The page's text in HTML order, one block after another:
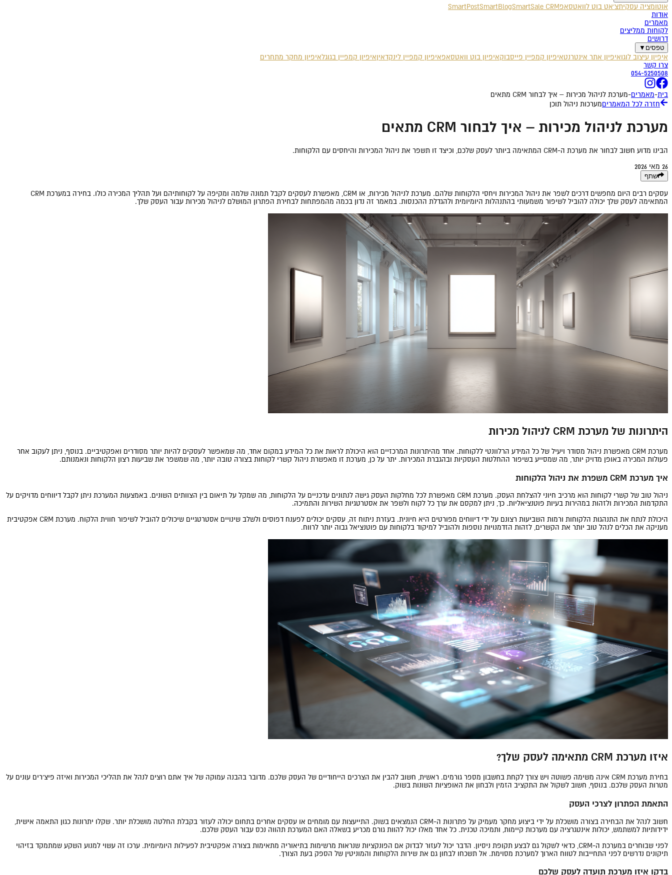
אוטומציה עסקיתצ'אט בוט לוואטסאפ SmartPostSmartBlogSmartSale CRM
אודות
מאמרים
לקוחות ממליצים
דרושים
טפסים ▼
איפיון עיצוב לוגואיפיון אתר אינטרנטאיפיון קמפיין פייסבוקאיפיון בוט וואטסאפאיפיון קמפיין לינקדאיןאיפיון קמפיין בגוגלאיפיון מחקר מתחרים
צרו קשר
054-5250508
בית-מאמרים-מערכת לניהול מכירות – איך לבחור CRM מתאים
חזרה לכל המאמריםמערכות ניהול תוכן
מערכת לניהול מכירות – איך לבחור CRM מתאים
הבינו מדוע חשוב לבחור את מערכת ה-CRM המתאימה ביותר לעסק שלכם, וכיצד זו תשפר את ניהול המכירות והיחסים עם הלקוחות.
26 מאי 2026
שתף
עסקים רבים היום מחפשים דרכים לשפר את ניהול המכירות ויחסי הלקוחות שלהם. מערכת לניהול מכירות, או CRM, מאפשרת לעסקים לקבל תמונה שלמה ומקיפה על לקוחותיהם ועל תהליך המכירה כולו. בחירה במערכת CRM
המתאימה לעסק שלך יכולה להוביל לשיפור משמעותי בהתנהלות היומיומית ולהגדלת ההכנסות. במאמר זה נדון בכמה מהמפתחות לבחירת הפתרון המושלם לניהול מכירות עבור העסק שלך.
היתרונות של מערכת CRM לניהול מכירות
מערכת CRM מאפשרת ניהול מסודר ויעיל של כל המידע הרלוונטי ללקוחות. אחד מהיתרונות המרכזיים הוא היכולת לראות את כל המידע במקום אחד, מה שמאפשר לעסקים להיות יותר מסודרים ואפקטיביים. בנוסף, ניתן לעקוב אחר
פעולות המכירה באופן מדויק יותר, מה שמסייע בשיפור ההחלטות העסקיות ובהגברת המכירות. יתר על כן, מערכת זו מאפשרת ניהול קשרי לקוחות בצורה טובה יותר, מה שמשפר את שביעות רצון הלקוחות ונאמנותם.
איך מערכת CRM משפרת את ניהול הלקוחות
ניהול טוב של קשרי לקוחות הוא מרכיב חיוני להצלחת העסק. מערכת CRM מאפשרת לכל מחלקות העסק גישה לנתונים עדכניים על הלקוחות, מה שמקל על תיאום בין הצוותים השונים. באמצעות המערכת ניתן לקבל דיווחים מדויקים על
התקדמות המכירות ולזהות במהירות בעיות פוטנציאליות. כך, ניתן למקסם את ערך כל לקוח ולשפר את אסטרטגיות השירות והתמיכה.
היכולת לנתח את התנהגות הלקוחות ורמות השביעות רצונם על ידי דיווחים מפורטים היא חיונית. בעזרת ניתוח זה, עסקים יכולים לפענח דפוסים ולשלב שינויים אסטרטגיים שיכולים להוביל לשיפור חווית הלקוח. מערכת CRM אפקטיבית
מעניקה את הכלים לנהל טוב יותר את הקשרים, לזהות הזדמנויות נוספות ולהוביל למיקוד בלקוחות עם פוטנציאל גבוה יותר לרווח.
איזו מערכת CRM מתאימה לעסק שלך?
בחירת מערכת CRM אינה משימה פשוטה ויש צורך לקחת בחשבון מספר גורמים. ראשית, חשוב להבין את הצרכים הייחודיים של העסק שלכם. מדובר בהבנה עמוקה של איך אתם רוצים לנהל את תהליכי המכירות ואיזה פיצ'רים עונים על
מטרות העסק שלכם. בנוסף, חשוב לשקול את התקציב הזמין ולבחון את האופציות השונות בשוק.
התאמת הפתרון לצרכי העסק
חשוב לנהל את הבחירה בצורה מושכלת על ידי ביצוע מחקר מעמיק על פתרונות ה-CRM הנמצאים בשוק. התייעצות עם מומחים או עסקים אחרים בתחום יכולה לעזור בקבלת החלטה מושכלת יותר. שקלו יתרונות כגון התאמה אישית,
ידידותיות למשתמש, יכולות אינטגרציה עם מערכות קיימות, ותמיכה טכנית. כל אחד מאלו יכול להוות גורם מכריע בשאלה האם המערכת תהווה נכס עבור העסק שלכם.
לפני שבוחרים במערכת ה-CRM, כדאי לשקול גם לבצע תקופת ניסיון. הדבר יכול לעזור לבדוק אם הפונקציות שנראות מרשימות בתיאוריה מתאימות בצורה אפקטיבית לפעילות היומיומית. ערכו זה עשוי למנוע השקע שמתמקד בזיהוי
תיקונים נדרשים לפני התחייבות לטווח הארוך למערכת מסוימת. אל תשכחו לבחון גם את שירות הלקוחות והמוניטין של הספק בעת הצורך.
בדקו איזו מערכת תועדה לעסק שלכם